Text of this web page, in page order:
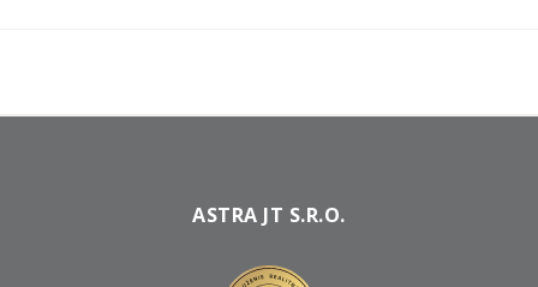
ASTRA JT S.R.O.